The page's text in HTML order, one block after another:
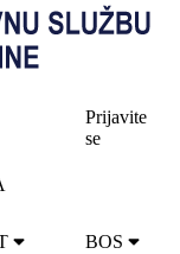
Prijavite
se
BOS